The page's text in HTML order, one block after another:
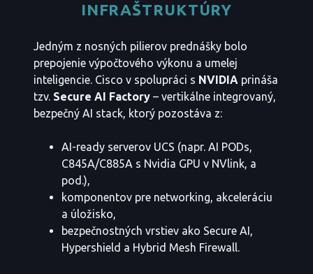
INFRAŠTRUKTÚRY
Jedným z nosných pilierov prednášky bolo
prepojenie výpočtového výkonu a umelej
inteligencie. Cisco v spolupráci s NVIDIA prináša
tzv. Secure AI Factory– vertikálne integrovaný,
bezpečný AI stack, ktorý pozostáva z:
AI-ready serverov UCS (napr. AI PODs,
C845A/C885A s Nvidia GPU v NVlink, a
pod.),
komponentov pre networking, akceleráciu
a úložisko,
bezpečnostných vrstiev ako Secure AI,
Hypershield a Hybrid Mesh Firewall.